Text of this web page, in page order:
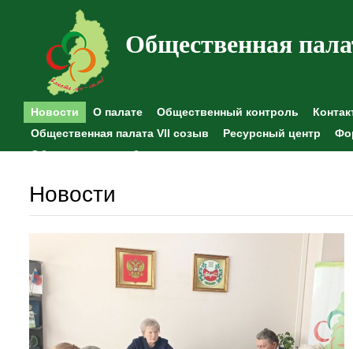
Общественная
Новости О палате Общественный контроль
Общественная палата VII созыв
Ресурсный центр
Общественные наблюдения
Новости